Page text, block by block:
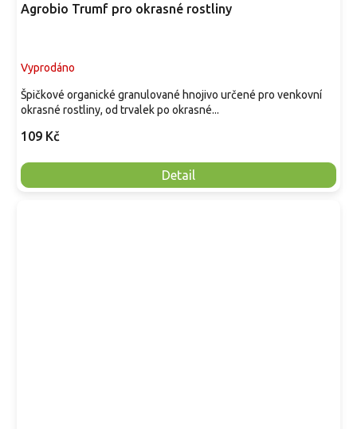
Agrobio Trumf pro okrasné rostliny
Vyprodáno
109 Kč
Detail
Špičkové organické granulované hnojivo určené pro venkovní
okrasné rostliny, od trvalek po okrasné...